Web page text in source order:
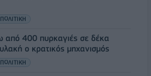
ΠΟΛΙΤΙΚΗ
από 400 πυρκαγιές σε δέκα
ο κρατικός μηχανισμός
ΠΟΛΙΤΙΚΗ